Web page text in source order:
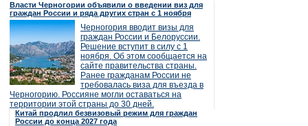
Власти Черногории объявили о введении виз для
граждан России и ряда других стран с 1 ноября
Черногория вводит визы для
граждан России и Белоруссии.
Решение вступит в силу с 1
ноября. Об этом сообщается на
сайте правительства страны.
Ранее гражданам России не
требовалась виза для въезда в
Черногорию. Россияне могли оставаться на
территории этой страны до 30 дней.
Китай продлил безвизовый режим для граждан
России до конца 2027 года